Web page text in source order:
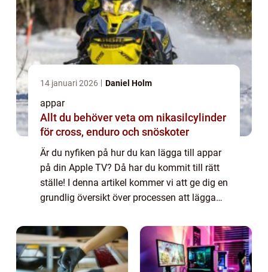
14 januari 2026 Daniel Holm
appar
Allt du behöver veta om nikasilcylinder
för cross, enduro och snöskoter
Är du nyfiken på hur du kan lägga till appar
på din Apple TV? Då har du kommit till rätt
ställe! I denna artikel kommer vi att ge dig en
grundlig översikt över processen att lägga
presentera olika typer av appar ...